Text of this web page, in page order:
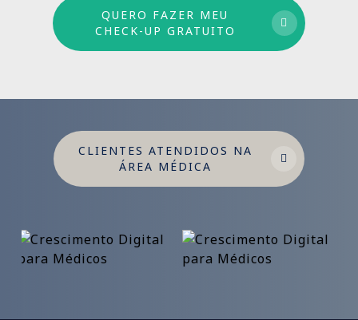
QUERO FAZER MEU
CHECK-UP GRATUITO
CLIENTES ATENDIDOS NA
ÁREA MÉDICA